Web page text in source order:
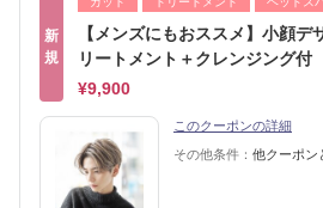
新
規
【メンズにもおススメ】小顔デ
リートメント＋クレンジング付
¥9,900
このクーポンの詳細
その他条件： 他クーポン